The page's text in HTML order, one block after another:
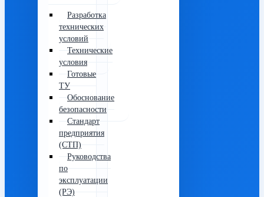
Разработка
технических
условий
Технические
условия
Готовые
ТУ
Обоснование
безопасности
Стандарт
предприятия
(СТП)
Руководства
по
эксплуатации
(РЭ)